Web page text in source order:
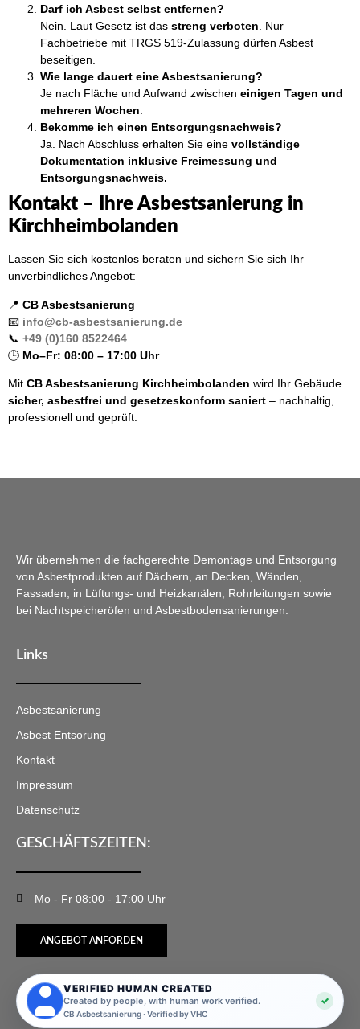
Darf ich Asbest selbst entfernen?
Nein. Laut Gesetz ist das streng verboten. Nur
Fachbetriebe mit TRGS 519-Zulassung dürfen Asbest
beseitigen.
Wie lange dauert eine Asbestsanierung?
Je nach Fläche und Aufwand zwischen einigen Tagen und
mehreren Wochen.
Bekomme ich einen Entsorgungsnachweis?
Ja. Nach Abschluss erhalten Sie eine vollständige
Dokumentation inklusive Freimessung und
Entsorgungsnachweis.
Kontakt – Ihre Asbestsanierung in
Kirchheimbolanden
Lassen Sie sich kostenlos beraten und sichern Sie sich Ihr
unverbindliches Angebot:
📍 CB Asbestsanierung
📧 info@cb-asbestsanierung.de
📞 +49 (0)160 8522464
🕒 Mo–Fr: 08:00 – 17:00 Uhr
Mit CB Asbestsanierung Kirchheimbolanden wird Ihr Gebäude
sicher, asbestfrei und gesetzeskonform saniert – nachhaltig,
professionell und geprüft.
Wir übernehmen die fachgerechte Demontage und Entsorgung
von Asbestprodukten auf Dächern, an Decken, Wänden,
Fassaden, in Lüftungs- und Heizkanälen, Rohrleitungen sowie
bei Nachtspeicheröfen und Asbestbodensanierungen.
Links
Asbestsanierung
Asbest Entsorung
Kontakt
Impressum
Datenschutz
GESCHÄFTSZEITEN:
Mo - Fr 08:00 - 17:00 Uhr
ANGEBOT ANFORDEN
VERIFIED HUMAN CREATED
Created by people, with human work verified.
CB Asbestsanierung · Verified by VHC
✓